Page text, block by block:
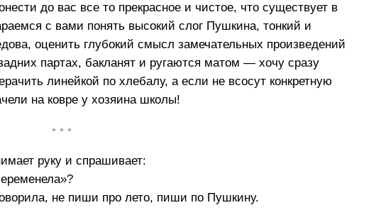
до вас все то прекрасное и чистое, что существует в
с вами понять высокий слог Пушкина, тонкий и
оценить глубокий смысл замечательных произведений
партах, бакланят и ругаются матом — хочу сразу
линейкой по хлебалу, а если не всосут конкретную
на ковре у хозяина школы!
• • •
руку и спрашивает:
не пиши про лето, пиши по Пушкину.